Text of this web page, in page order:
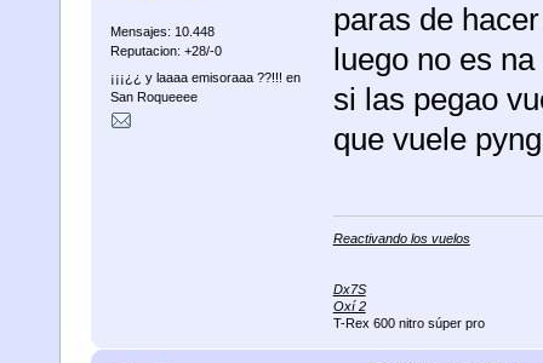
Mensajes: 10.448
Reputacion: +28/-0
¡¡¡¿¿ y laaaa emisoraaa ??!!! en
San Roqueeee
paras de
luego no es
si las pegao
que vuele
Reactivando los vuelos
Dx7S
Oxí 2
T-Rex 600 nitro súper pro